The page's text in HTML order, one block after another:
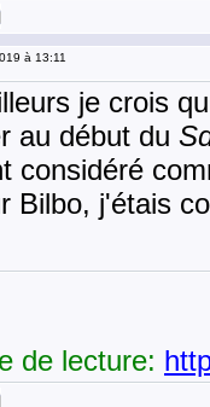
à 13:11
je crois
au début du
considéré
Bilbo, j'étais
de lecture: